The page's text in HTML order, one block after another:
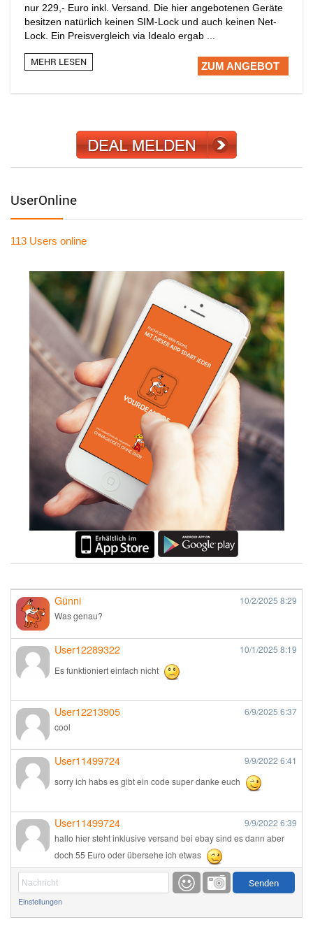
nur 229,- Euro inkl. Versand. Die hier angebotenen Geräte
besitzen natürlich keinen SIM-Lock und auch keinen Net-
Lock. Ein Preisvergleich via Idealo ergab ...
MEHR LESEN ZUM ANGEBOT
UserOnline
113 Users online
Günni 10/2/2025 8:29
Was genau?
User12289322 10/1/2025 8:19
Es funktioniert einfach nicht
User12213905 6/9/2025 6:37
cool
User11499724 9/9/2022 6:41
sorry ich habs es gibt ein code super danke euch
User11499724 9/9/2022 6:39
hallo hier steht inklusive versand bei ebay sind es dann aber
doch 55 Euro oder übersehe ich etwas
Günni 9/1/20226:17
Einstellungen